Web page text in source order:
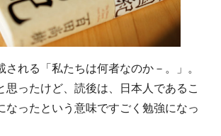
される「私たちは何者なのか－。」。
思ったけど、読後は、日本人であるこ
なったという意味ですごく勉強になっ